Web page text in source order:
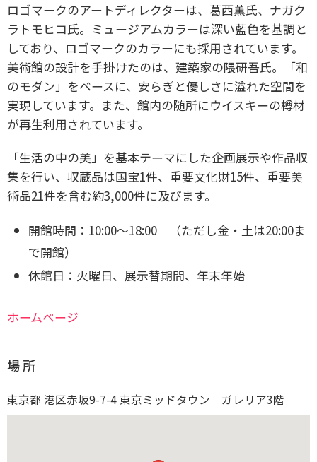
ロゴマークのアートディレクターは、葛西薫氏、ナガク
ラトモヒコ氏。ミュージアムカラーは深い藍色を基調と
しており、ロゴマークのカラーにも採用されています。
美術館の設計を手掛けたのは、建築家の隈研吾氏。「和
のモダン」をベースに、安らぎと優しさに溢れた空間を
実現しています。また、館内の随所にウイスキーの樽材
が再生利用されています。
「生活の中の美」を基本テーマにした企画展示や作品収
集を行い、収蔵品は国宝1件、重要文化財15件、重要美
術品21件を含む約3,000件に及びます。
開館時間：10:00～18:00 （ただし金・土は20:00ま
で開館）
休館日：火曜日、展示替期間、年末年始
ホームページ
場 所
東京都 港区赤坂9-7-4 東京ミッドタウン ガレリア3階